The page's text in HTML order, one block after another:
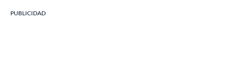
PUBLICIDAD